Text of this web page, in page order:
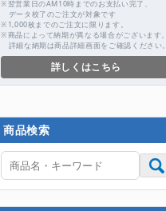
※翌営業日のAM10時までのお支払い完了、
データ校了のご注文が対象です
※1,000枚までのご注文に限ります。
※商品によって納期が異なる場合がございます。
詳細な納期は商品詳細画面をご確認ください。
詳しくはこちら
商品検索